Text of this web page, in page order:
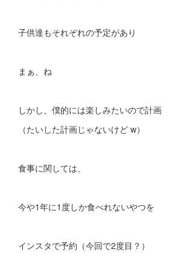
子供達もそれぞれの予定があり
まぁ、ね
しかし、僕的には楽しみたいので計画
（たいした計画じゃないけど w）
食事に関しては、
今や1年に1度しか食べれないやつを
インスタで予約（今回で2度目？）